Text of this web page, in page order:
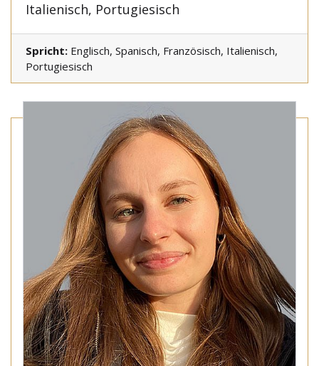
Italienisch, Portugiesisch
Spricht: Englisch, Spanisch, Französisch, Italienisch,
Portugiesisch